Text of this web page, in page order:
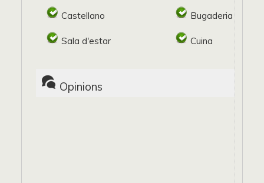
Castellano Bugaderia
Sala d'estar Cuina
Opinions